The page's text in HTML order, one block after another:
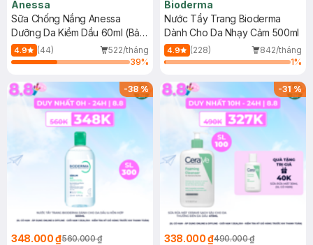
Anessa
Sữa Chống Nắng Anessa
Dưỡng Da Kiềm Dầu 60ml (Bản
Mới)
4.9 (44)
522/tháng
39%
Bioderma
Nước Tẩy Trang Bioderma
Dành Cho Da Nhạy Cảm 500ml
4.9 (228)
842/tháng
1%
-38%
348.000 ₫560.000 ₫
-31%
338.000 ₫490.000 ₫